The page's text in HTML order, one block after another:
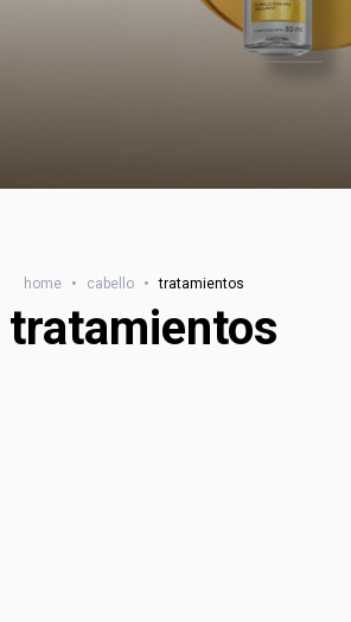
home • cabello • tratamientos
tratamientos